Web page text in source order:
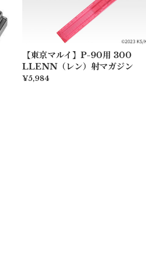
【東京マルイ】P-90用 300
LLENN（レン）射マガジン
¥5,984